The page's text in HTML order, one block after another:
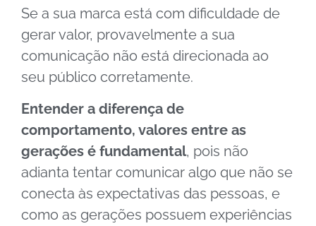
Se a sua marca está com dificuldade de
gerar valor, provavelmente a sua
comunicação não está direcionada ao
seu público corretamente.
Entender a diferença de
comportamento, valores entre as
gerações é fundamental, pois não
adianta tentar comunicar algo que não se
conecta às expectativas das pessoas, e
como as gerações possuem experiências